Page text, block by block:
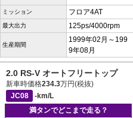
ミッション フロア4AT
最大出力 125ps/4000rpm
生産期間
1999年02月～199
9年08月
2.0 RS-V オートフリートップ
新車時価格234.3万円(税抜)
JC08
-km/L
満タンでどこまで走る？